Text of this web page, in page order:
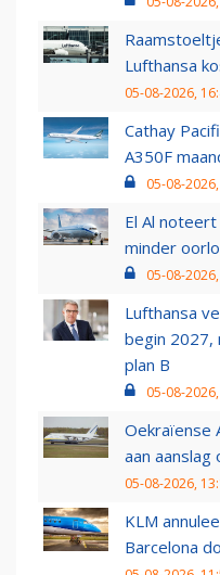
Lufthansa
05-08-2026,
Cathay
A350F
05-08-
El Al
minder
05-08-
Lufthansa
begin 2027,
plan B
05-08-
Oekraïense
aan aanslag
05-08-2026,
KLM
Barcelona